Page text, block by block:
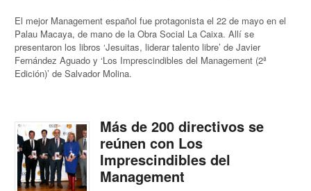
El mejor Management español fue protagonista el 22 de mayo en el
Palau Macaya, de mano de la Obra Social La Caixa. Allí se
presentaron los libros ‘Jesuitas, liderar talento libre’ de Javier
Fernández Aguado y ‘Los Imprescindibles del Management (2ª
Edición)’ de Salvador Molina.
Más de 200 directivos se
reúnen con Los
Imprescindibles del
Management